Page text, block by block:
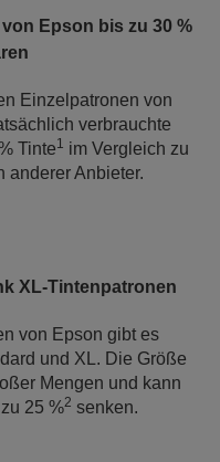
Epson bis zu 30 %
Einzelpatronen von
verbrauchte
Tinte1 im Vergleich zu
anderer Anbieter.
XL-Tintenpatronen
von Epson gibt es
und XL. Die Größe
Mengen und kann
25 %2 senken.